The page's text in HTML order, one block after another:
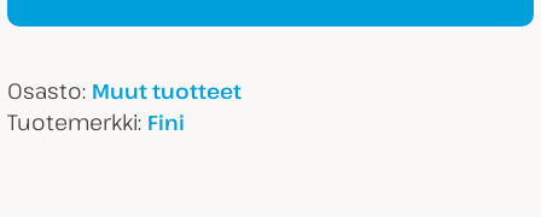
Osasto: Muut tuotteet
Tuotemerkki: Fini